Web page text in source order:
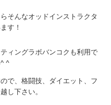
そんなオッドインストラクタ
す！
ィングラボバンコクも利用で
^
で、格闘技、ダイエット、フ
し下さい。